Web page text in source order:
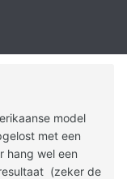
model
met een
hang wel een
(zeker de